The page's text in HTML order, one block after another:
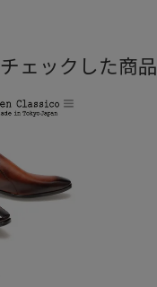
チェックした商品